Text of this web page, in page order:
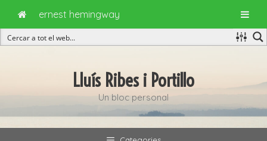
Lluís Ribes i Portillo
Un bloc personal
ernest hemingway